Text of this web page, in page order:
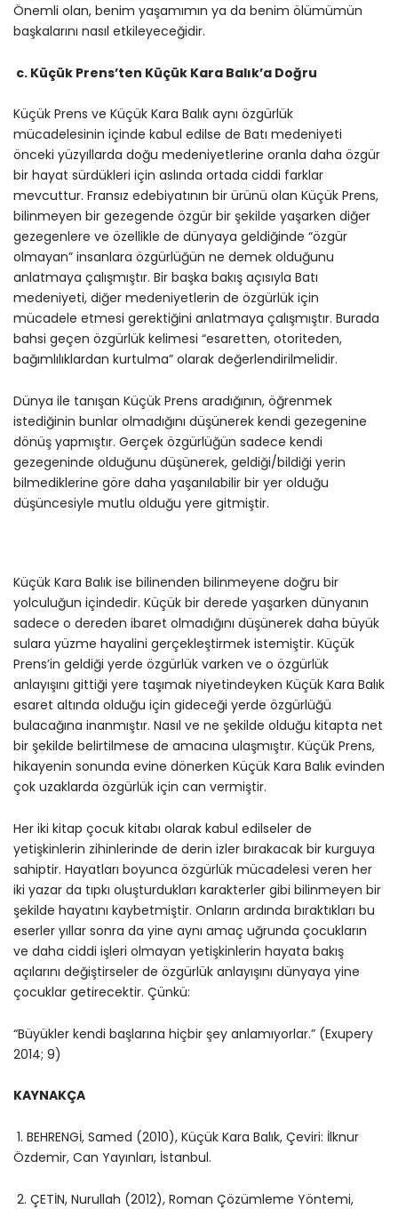
Önemli olan, benim yaşamımın ya da benim ölümümün
başkalarını nasıl etkileyeceğidir.
c. Küçük Prens’ten Küçük Kara Balık’a Doğru
Küçük Prens ve Küçük Kara Balık aynı özgürlük
mücadelesinin içinde kabul edilse de Batı medeniyeti
önceki yüzyıllarda doğu medeniyetlerine oranla daha özgür
bir hayat sürdükleri için aslında ortada ciddi farklar
mevcuttur. Fransız edebiyatının bir ürünü olan Küçük Prens,
bilinmeyen bir gezegende özgür bir şekilde yaşarken diğer
gezegenlere ve özellikle de dünyaya geldiğinde “özgür
olmayan” insanlara özgürlüğün ne demek olduğunu
anlatmaya çalışmıştır. Bir başka bakış açısıyla Batı
medeniyeti, diğer medeniyetlerin de özgürlük için
mücadele etmesi gerektiğini anlatmaya çalışmıştır. Burada
bahsi geçen özgürlük kelimesi “esaretten, otoriteden,
bağımlılıklardan kurtulma” olarak değerlendirilmelidir.
Dünya ile tanışan Küçük Prens aradığının, öğrenmek
istediğinin bunlar olmadığını düşünerek kendi gezegenine
dönüş yapmıştır. Gerçek özgürlüğün sadece kendi
gezegeninde olduğunu düşünerek, geldiği/bildiği yerin
bilmediklerine göre daha yaşanılabilir bir yer olduğu
düşüncesiyle mutlu olduğu yere gitmiştir.
Küçük Kara Balık ise bilinenden bilinmeyene doğru bir
yolculuğun içindedir. Küçük bir derede yaşarken dünyanın
sadece o dereden ibaret olmadığını düşünerek daha büyük
sulara yüzme hayalini gerçekleştirmek istemiştir. Küçük
Prens’in geldiği yerde özgürlük varken ve o özgürlük
anlayışını gittiği yere taşımak niyetindeyken Küçük Kara Balık
esaret altında olduğu için gideceği yerde özgürlüğü
bulacağına inanmıştır. Nasıl ve ne şekilde olduğu kitapta net
bir şekilde belirtilmese de amacına ulaşmıştır. Küçük Prens,
hikayenin sonunda evine dönerken Küçük Kara Balık evinden
çok uzaklarda özgürlük için can vermiştir.
Her iki kitap çocuk kitabı olarak kabul edilseler de
yetişkinlerin zihinlerinde de derin izler bırakacak bir kurguya
sahiptir. Hayatları boyunca özgürlük mücadelesi veren her
iki yazar da tıpkı oluşturdukları karakterler gibi bilinmeyen bir
şekilde hayatını kaybetmiştir. Onların ardında bıraktıkları bu
eserler yıllar sonra da yine aynı amaç uğrunda çocukların
ve daha ciddi işleri olmayan yetişkinlerin hayata bakış
açılarını değiştirseler de özgürlük anlayışını dünyaya yine
çocuklar getirecektir. Çünkü:
“Büyükler kendi başlarına hiçbir şey anlamıyorlar.” (Exupery
2014; 9)
KAYNAKÇA
1. BEHRENGİ, Samed (2010), Küçük Kara Balık, Çeviri: İlknur
Özdemir, Can Yayınları, İstanbul.
2. ÇETİN, Nurullah (2012), Roman Çözümleme Yöntemi,